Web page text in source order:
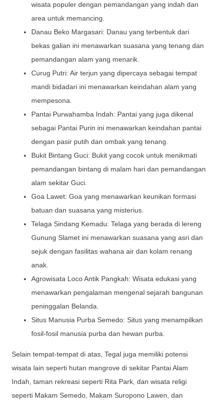
wisata populer dengan pemandangan yang indah dan
area untuk memancing.
Danau Beko Margasari: Danau yang terbentuk dari
bekas galian ini menawarkan suasana yang tenang dan
pemandangan alam yang menarik.
Curug Putri: Air terjun yang dipercaya sebagai tempat
mandi bidadari ini menawarkan keindahan alam yang
mempesona.
Pantai Purwahamba Indah: Pantai yang juga dikenal
sebagai Pantai Purin ini menawarkan keindahan pantai
dengan pasir putih dan ombak yang tenang.
Bukit Bintang Guci: Bukit yang cocok untuk menikmati
pemandangan bintang di malam hari dan pemandangan
alam sekitar Guci.
Goa Lawet: Goa yang menawarkan keunikan formasi
batuan dan suasana yang misterius.
Telaga Sindang Kemadu: Telaga yang berada di lereng
Gunung Slamet ini menawarkan suasana yang asri dan
sejuk dengan fasilitas wahana air dan kolam renang
anak.
Agrowisata Loco Antik Pangkah: Wisata edukasi yang
menawarkan pengalaman mengenal sejarah bangunan
peninggalan Belanda.
Situs Manusia Purba Semedo: Situs yang menampilkan
fosil-fosil manusia purba dan hewan purba.
Selain tempat-tempat di atas, Tegal juga memiliki potensi
wisata lain seperti hutan mangrove di sekitar Pantai Alam
Indah, taman rekreasi seperti Rita Park, dan wisata religi
seperti Makam Semedo, Makam Suropono Lawen, dan